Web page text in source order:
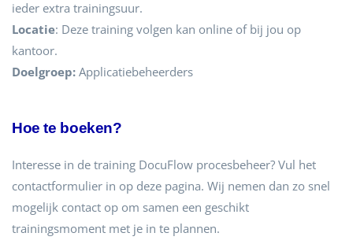
ieder extra trainingsuur.
Locatie: Deze training volgen kan online of bij jou op
kantoor.
Doelgroep: Applicatiebeheerders
Hoe te boeken?
Interesse in de training DocuFlow procesbeheer? Vul het
contactformulier in op deze pagina. Wij nemen dan zo snel
mogelijk contact op om samen een geschikt
trainingsmoment met je in te plannen.